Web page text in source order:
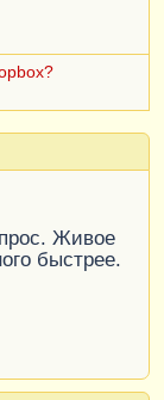
Живое
быстрее.